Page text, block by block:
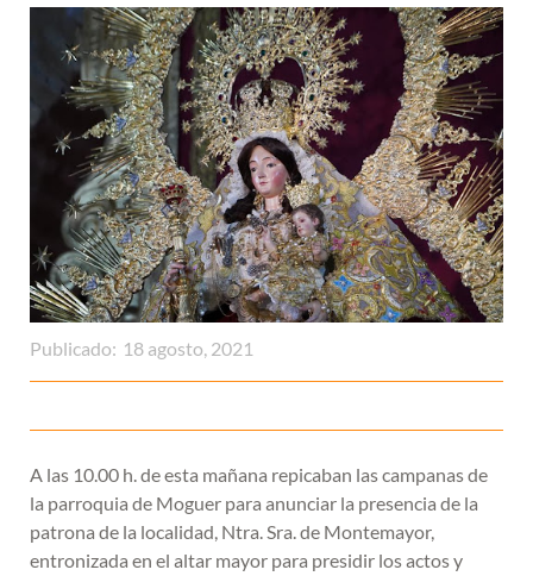
Publicado: 18 agosto, 2021
A las 10.00 h. de esta mañana repicaban las campanas de
la parroquia de Moguer para anunciar la presencia de la
patrona de la localidad, Ntra. Sra. de Montemayor,
entronizada en el altar mayor para presidir los actos y